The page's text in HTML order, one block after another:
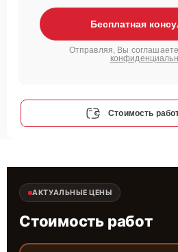
Бесплатная
Отправляя, Вы
Стоимость
АКТУАЛЬНЫЕ ЦЕНЫ
Стоимость работ